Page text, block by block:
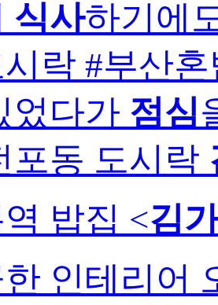
식사하기에
락 #부산
었다가 점심
포동 도시락
밥집 <김
인테리어